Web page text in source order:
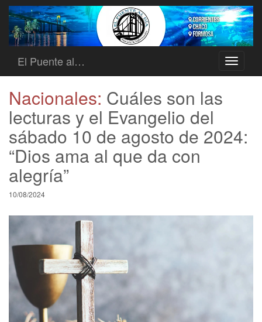
Toggle
El Puente al…
Nacionales: Cuáles son las
lecturas y el Evangelio del
sábado 10 de agosto de 2024:
“Dios ama al que da con
alegría”
10/08/2024